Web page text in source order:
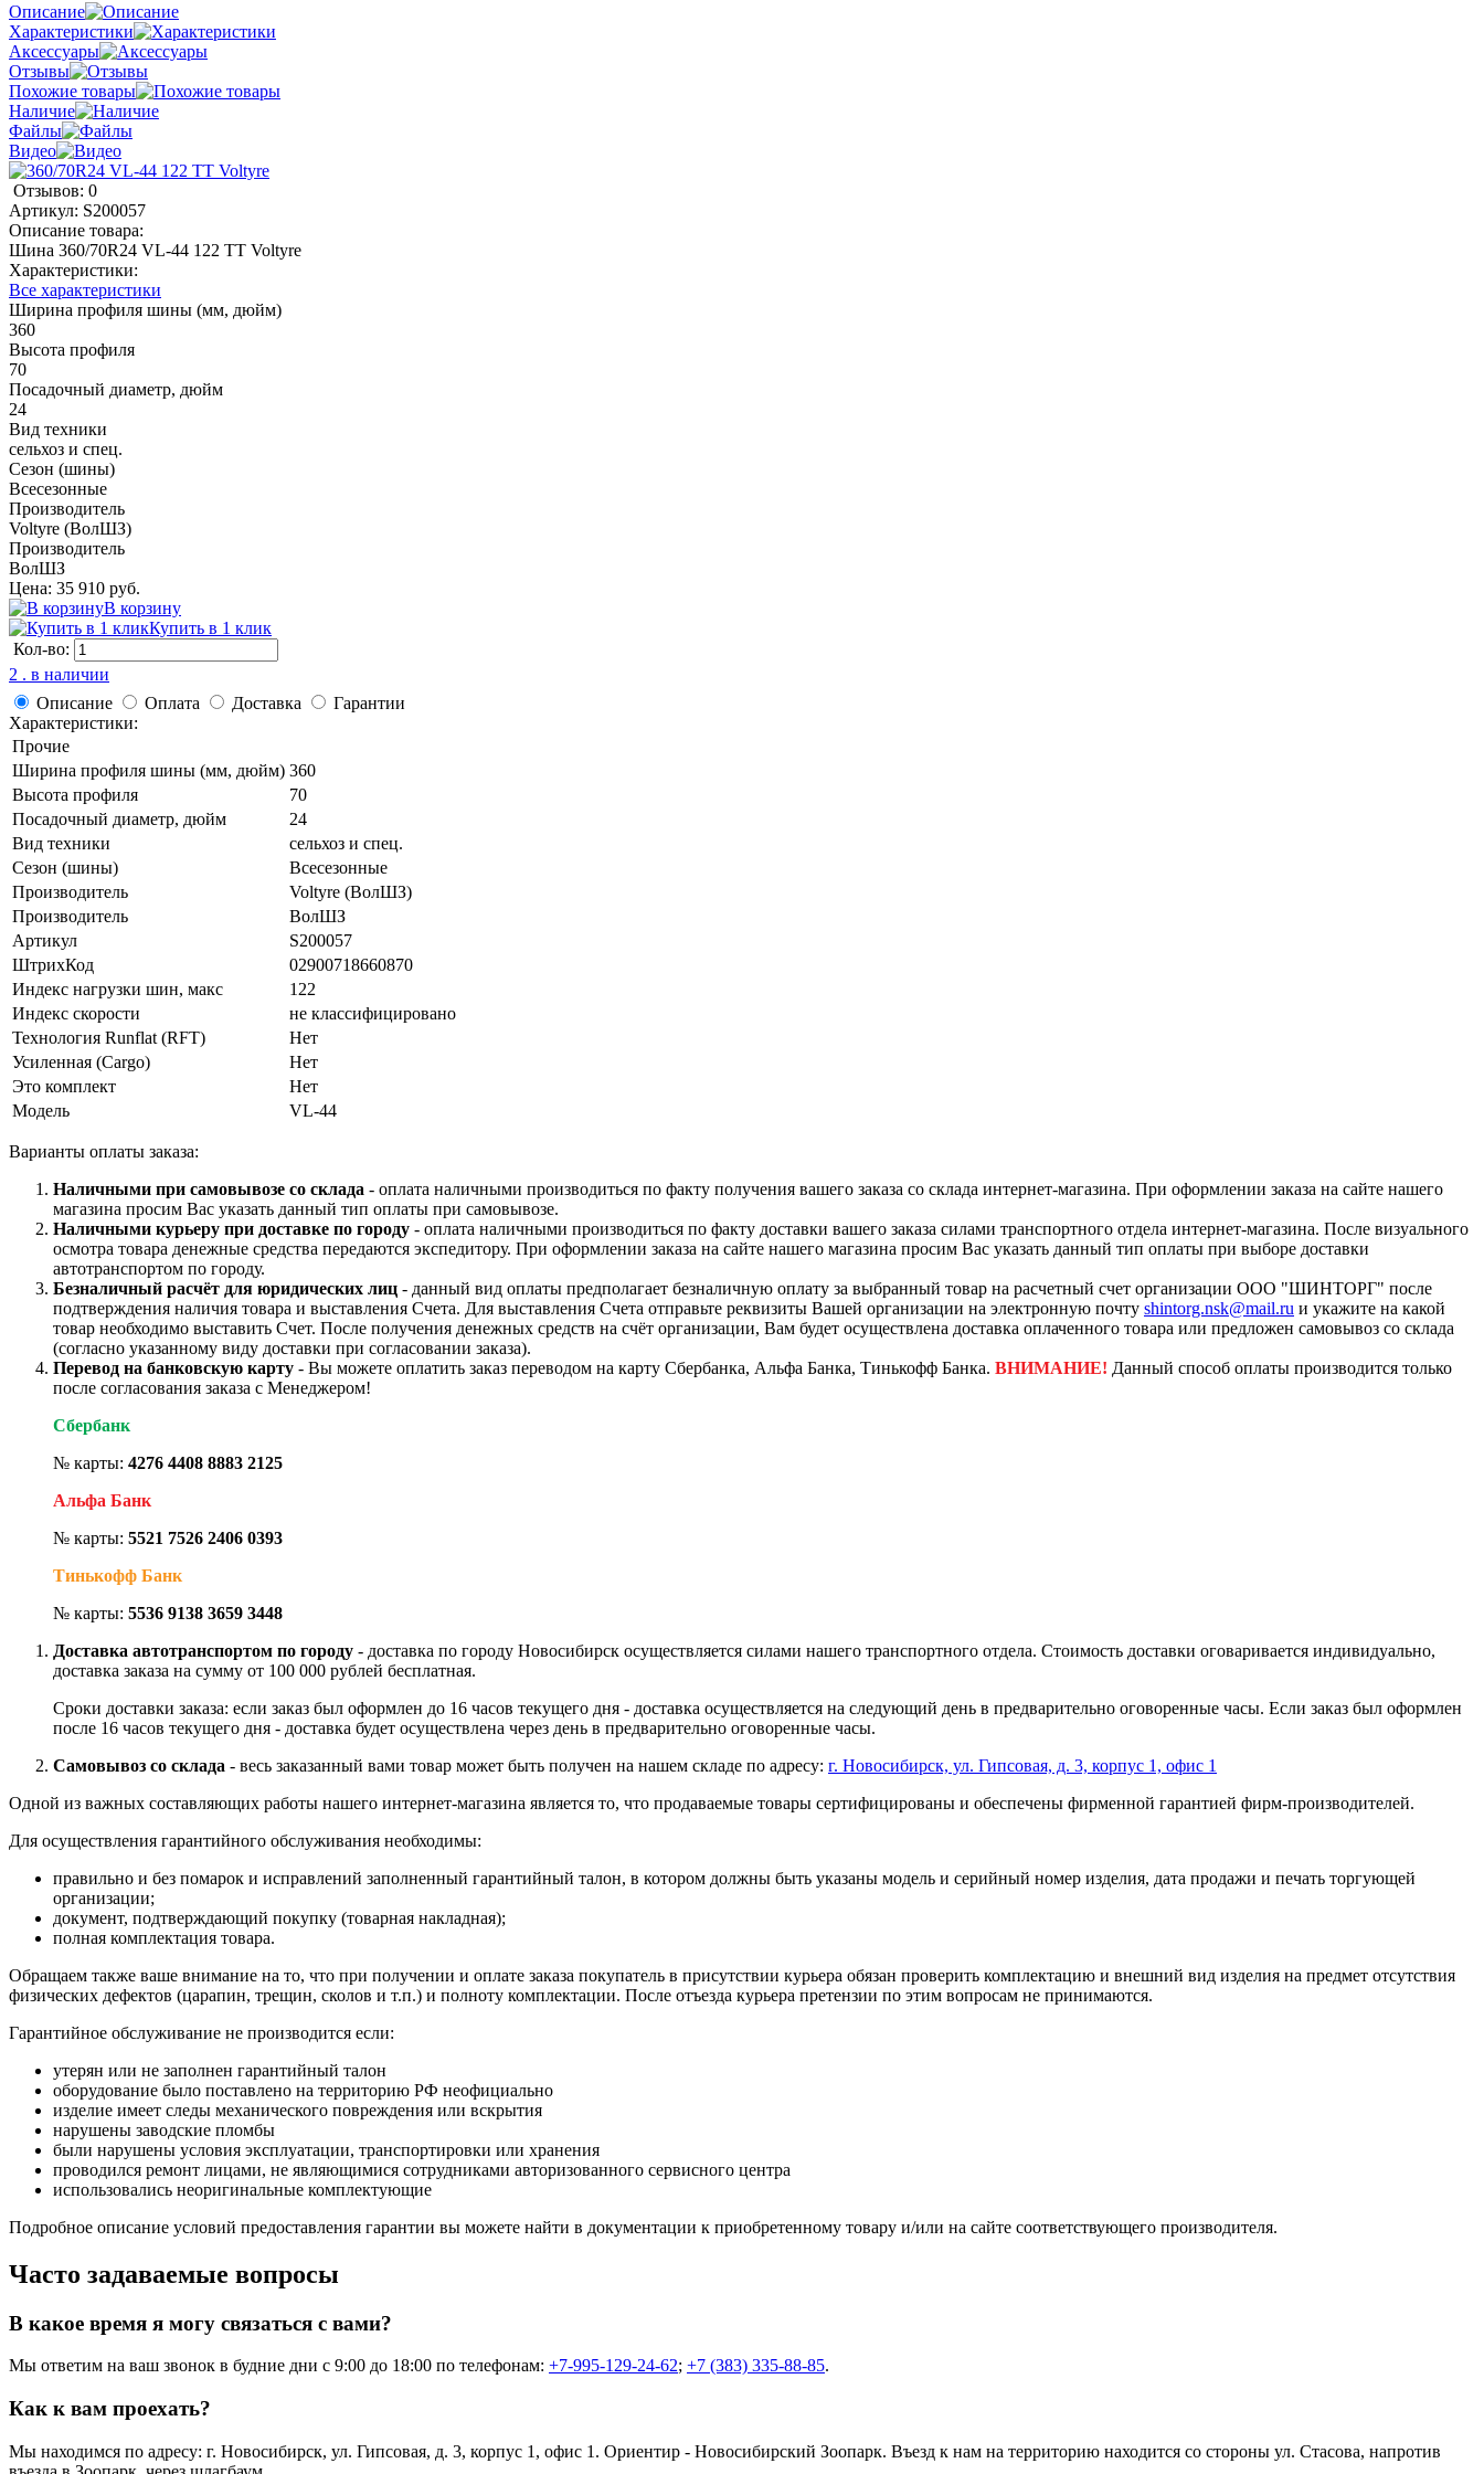
Описание
Характеристики
Аксессуары
Отзывы
Похожие товары
Наличие
Файлы
Видео
Отзывов: 0
Артикул: S200057
Описание товара:
Шина 360/70R24 VL-44 122 TT Voltyre
Характеристики:
Все характеристики
Ширина профиля шины (мм, дюйм)
360
Высота профиля
70
Посадочный диаметр, дюйм
24
Вид техники
сельхоз и спец.
Сезон (шины)
Всесезонные
Производитель
Voltyre (ВолШЗ)
Производитель
ВолШЗ
Цена: 35 910 руб.
В корзину
Купить в 1 клик
Кол-во:
2 . в наличии
Описание
Оплата Доставка
Гарантии
Характеристики:
Прочие
Ширина профиля шины (мм, дюйм) 360
Высота профиля
70
Посадочный диаметр, дюйм
24
Вид техники
сельхоз и спец.
Сезон (шины)
Всесезонные
Производитель
Voltyre (ВолШЗ)
Производитель
ВолШЗ
Артикул
S200057
ШтрихКод
02900718660870
Индекс нагрузки шин, макс
122
Индекс скорости
не классифицировано
Технология Runflat (RFT)
Нет
Усиленная (Cargo)
Нет
Это комплект
Нет
Модель
VL-44
Варианты оплаты заказа:
Наличными при самовывозе со склада - оплата наличными производиться по факту получения вашего заказа со склада интернет-магазина. При оформлении заказа на сайте нашего
магазина просим Вас указать данный тип оплаты при самовывозе.
Наличными курьеру при доставке по городу - оплата наличными производиться по факту доставки вашего заказа силами транспортного отдела интернет-магазина. После визуального
осмотра товара денежные средства передаются экспедитору. При оформлении заказа на сайте нашего магазина просим Вас указать данный тип оплаты при выборе доставки
автотранспортом по городу.
Безналичный расчёт для юридических лиц - данный вид оплаты предполагает безналичную оплату за выбранный товар на расчетный счет организации ООО "ШИНТОРГ" после
подтверждения наличия товара и выставления Счета. Для выставления Счета отправьте реквизиты Вашей организации на электронную почту shintorg.nsk@mail.ru и укажите на какой
товар необходимо выставить Счет. После получения денежных средств на счёт организации, Вам будет осуществлена доставка оплаченного товара или предложен самовывоз со склада
(согласно указанному виду доставки при согласовании заказа).
Перевод на банковскую карту - Вы можете оплатить заказ переводом на карту Сбербанка, Альфа Банка, Тинькофф Банка. ВНИМАНИЕ! Данный способ оплаты производится только
после согласования заказа с Менеджером!
Сбербанк
№ карты: 4276 4408 8883 2125
Альфа Банк
№ карты: 5521 7526 2406 0393
Тинькофф Банк
№ карты: 5536 9138 3659 3448
Доставка автотранспортом по городу - доставка по городу Новосибирск осуществляется силами нашего транспортного отдела. Стоимость доставки оговаривается индивидуально,
доставка заказа на сумму от 100 000 рублей бесплатная.
Сроки доставки заказа: если заказ был оформлен до 16 часов текущего дня - доставка осуществляется на следующий день в предварительно оговоренные часы. Если заказ был оформлен
после 16 часов текущего дня - доставка будет осуществлена через день в предварительно оговоренные часы.
Самовывоз со склада - весь заказанный вами товар может быть получен на нашем складе по адресу: г. Новосибирск, ул. Гипсовая, д. 3, корпус 1, офис 1
Одной из важных составляющих работы нашего интернет-магазина является то, что продаваемые товары сертифицированы и обеспечены фирменной гарантией фирм-производителей.
Для осуществления гарантийного обслуживания необходимы:
правильно и без помарок и исправлений заполненный гарантийный талон, в котором должны быть указаны модель и серийный номер изделия, дата продажи и печать торгующей
организации;
документ, подтверждающий покупку (товарная накладная);
полная комплектация товара.
Обращаем также ваше внимание на то, что при получении и оплате заказа покупатель в присутствии курьера обязан проверить комплектацию и внешний вид изделия на предмет отсутствия
физических дефектов (царапин, трещин, сколов и т.п.) и полноту комплектации. После отъезда курьера претензии по этим вопросам не принимаются.
Гарантийное обслуживание не производится если:
утерян или не заполнен гарантийный талон
оборудование было поставлено на территорию РФ неофициально
изделие имеет следы механического повреждения или вскрытия
нарушены заводские пломбы
были нарушены условия эксплуатации, транспортировки или хранения
проводился ремонт лицами, не являющимися сотрудниками авторизованного сервисного центра
использовались неоригинальные комплектующие
Подробное описание условий предоставления гарантии вы можете найти в документации к приобретенному товару и/или на сайте соответствующего производителя.
Часто задаваемые вопросы
В какое время я могу связаться с вами?
Мы ответим на ваш звонок в будние дни с 9:00 до 18:00 по телефонам: +7-995-129-24-62; +7 (383) 335-88-85.
Как к вам проехать?
Мы находимся по адресу: г. Новосибирск, ул. Гипсовая, д. 3, корпус 1, офис 1. Ориентир - Новосибирский Зоопарк. Въезд к нам на территорию находится со стороны ул. Стасова, напротив